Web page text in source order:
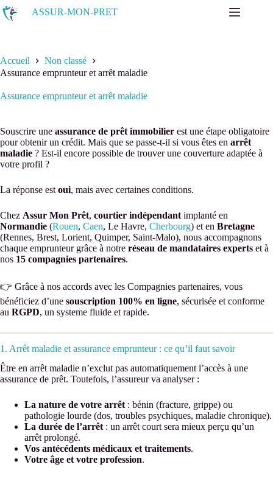
Passer
au
ASSUR-MON-PRET
Accueil
Non classé
Assurance emprunteur et arrêt maladie
Assurance emprunteur et arrêt maladie
Souscrire une assurance de prêt immobilier est une étape obligatoire
pour obtenir un crédit. Mais que se passe-t-il si vous êtes en arrêt
maladie ? Est-il encore possible de trouver une couverture adaptée à
votre profil ?
La réponse est oui, mais avec certaines conditions.
Chez Assur Mon Prêt, courtier indépendant implanté en
Normandie (Rouen, Caen, Le Havre, Cherbourg) et en Bretagne
(Rennes, Brest, Lorient, Quimper, Saint-Malo), nous accompagnons
chaque emprunteur grâce à notre réseau de mandataires experts et à
nos 15 compagnies partenaires.
👉 Grâce à nos accords avec les Compagnies partenaires, vous
bénéficiez d’une souscription 100% en ligne, sécurisée et conforme
au RGPD, un systeme fluide et rapide.
1. Arrêt maladie et assurance emprunteur : ce qu’il faut savoir
Être en arrêt maladie n’exclut pas automatiquement l’accès à une
assurance de prêt. Toutefois, l’assureur va analyser :
La nature de votre arrêt: bénin (fracture, grippe) ou
pathologie lourde (dos, troubles psychiques, maladie chronique).
La durée de l’arrêt: un arrêt court sera mieux perçu qu’un
arrêt prolongé.
Vos antécédents médicaux et traitements.
Votre âge et votre profession.